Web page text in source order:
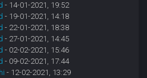
- 14-01-2021, 19:52
- 19-01-2021, 14:18
- 22-01-2021, 18:38
- 27-01-2021, 14:45
- 02-02-2021, 15:46
- 09-02-2021, 17:44
- 12-02-2021, 13:29